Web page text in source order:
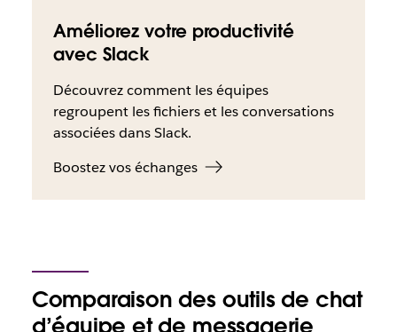
Améliorez votre productivité
avec Slack
Découvrez comment les équipes
regroupent les fichiers et les conversations
associées dans Slack.
Boostez vos échanges
Comparaison des outils de chat
d’équipe et de messagerie